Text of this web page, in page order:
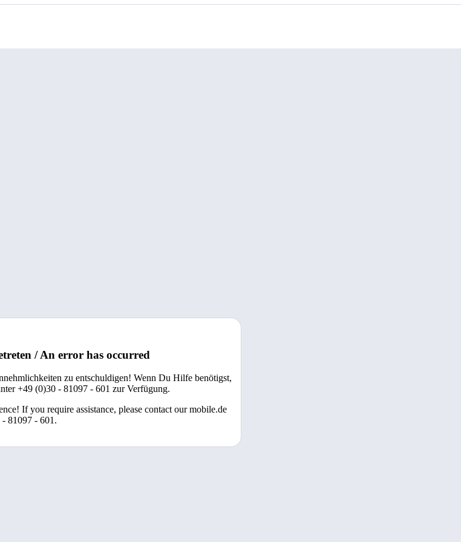
/ An error has occurred
zu entschuldigen! Wenn Du Hilfe benötigst,
+49 (0)30 - 81097 - 601 zur Verfügung.
If you require assistance, please contact our mobile.de
81097 - 601.